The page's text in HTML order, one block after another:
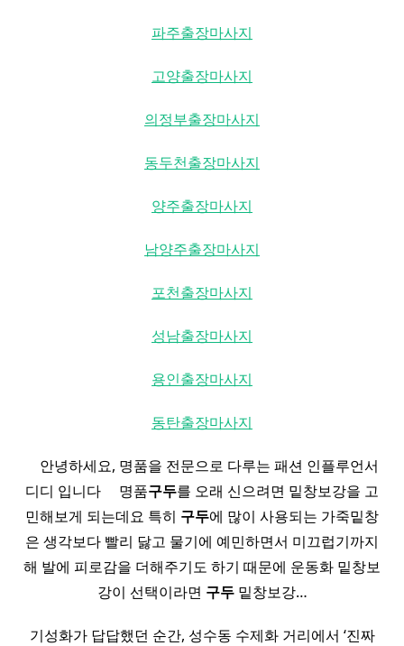
파주출장마사지
고양출장마사지
의정부출장마사지
동두천출장마사지
양주출장마사지
남양주출장마사지
포천출장마사지
성남출장마사지
용인출장마사지
동탄출장마사지
​ ​ ​ ​ 안녕하세요, 명품을 전문으로 다루는 패션 인플루언서
디디 입니다 ​ ​ ​ ​ 명품구두를 오래 신으려면 밑창보강을 고
민해보게 되는데요 특히 구두에 많이 사용되는 가죽밑창
은 생각보다 빨리 닳고 물기에 예민하면서 미끄럽기까지
해 발에 피로감을 더해주기도 하기 때문에 운동화 밑창보
강이 선택이라면 구두밑창보강…
기성화가 답답했던 순간, 성수동 수제화 거리에서 ‘진짜